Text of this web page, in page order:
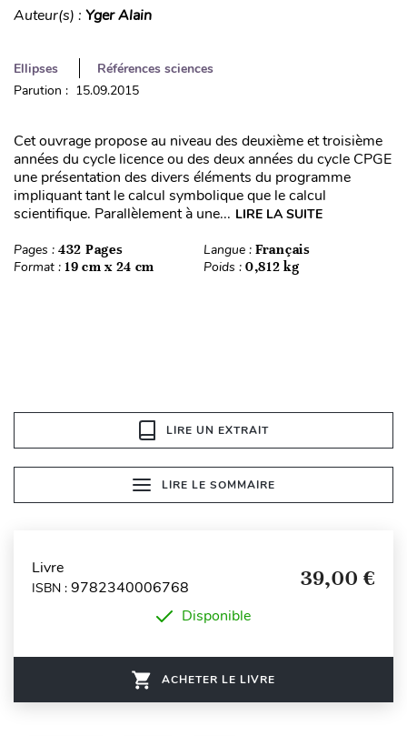
Auteur(s) : Yger Alain
Ellipses
Références sciences
Parution : 15.09.2015
Cet ouvrage propose au niveau des deuxième et troisième
années du cycle licence ou des deux années du cycle CPGE
une présentation des divers éléments du programme
impliquant tant le calcul symbolique que le calcul
scientifique. Parallèlement à une... LIRE LA SUITE
Pages : 432 Pages Langue : Français
Format : 19 cm x 24 cm Poids : 0,812 kg
LIRE UN EXTRAIT
LIRE LE SOMMAIRE
Livre
ISBN : 9782340006768 39,00 €
Disponible
ACHETER LE LIVRE